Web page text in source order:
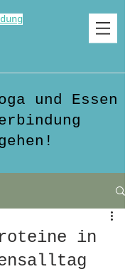
und Essen
in